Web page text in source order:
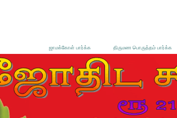
ஜாமக்கோள் பார்க்க திருமண பொருத்தம் பார்க்க